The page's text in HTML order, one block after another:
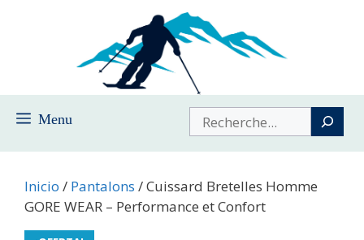
Menu Buscar
Inicio / Pantalons / Cuissard Bretelles Homme
GORE WEAR – Performance et Confort